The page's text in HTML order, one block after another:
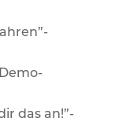
das an!”-